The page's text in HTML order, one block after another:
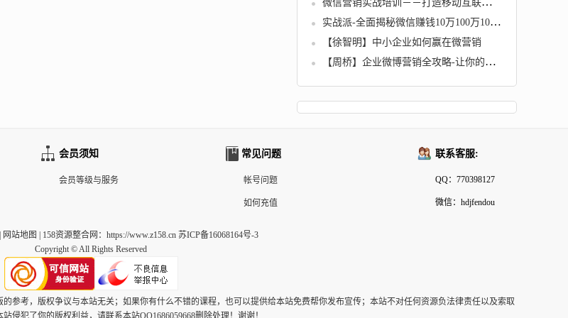
实战派-全面揭秘微信赚钱10万100万1000万级利润玩法（全一集）无水印版
【徐智明】中小企业如何赢在微营销
【周桥】企业微博营销全攻略-让你的客户看什么
会员须知
会员等级与服务
常见问题
帐号问题
如何充值
联系客服:
QQ：770398127
微信：hdjfendou
网站地图 158资源整合网 ：https://www.z158.cn 苏ICP备16068164号-3
Copyright © All Rights Reserved
参考，版权争议与本站无关；如果你有什么不错的课程，也可以提供给本站免费帮你发布宣传；本站不对任何资源负法律责任以及索取
侵犯了你的版权利益，请联系本站QQ1686059668删除处理！谢谢！